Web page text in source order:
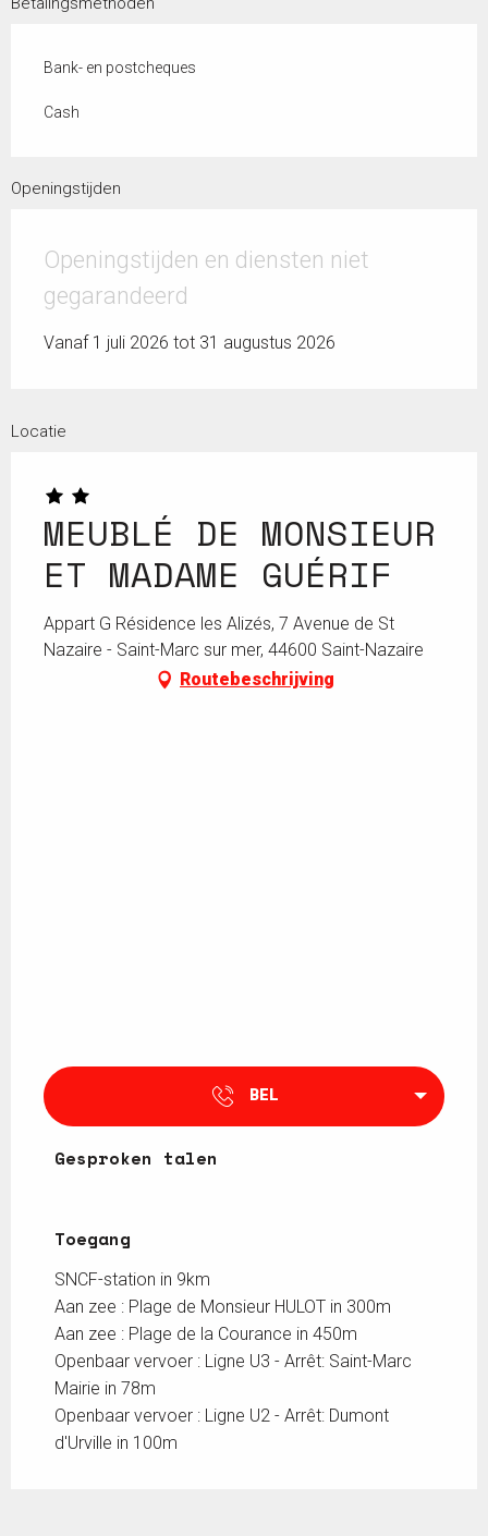
Bank- en postcheques
Cash
Openingstijden
Openingstijden en diensten niet
gegarandeerd
Vanaf 1 juli 2026 tot 31 augustus 2026
Locatie
MEUBLÉ DE MONSIEUR
ET MADAME GUÉRIF
Appart G Résidence les Alizés, 7 Avenue de St
Nazaire - Saint-Marc sur mer, 44600 Saint-Nazaire
Routebeschrijving
BEL
Gesproken talen
Gesproken talen
Toegang
Toegang
SNCF-station in 9km
Aan zee : Plage de Monsieur HULOT in 300m
Aan zee : Plage de la Courance in 450m
Openbaar vervoer : Ligne U3 - Arrêt: Saint-Marc
Mairie in 78m
Openbaar vervoer : Ligne U2 - Arrêt: Dumont
d'Urville in 100m